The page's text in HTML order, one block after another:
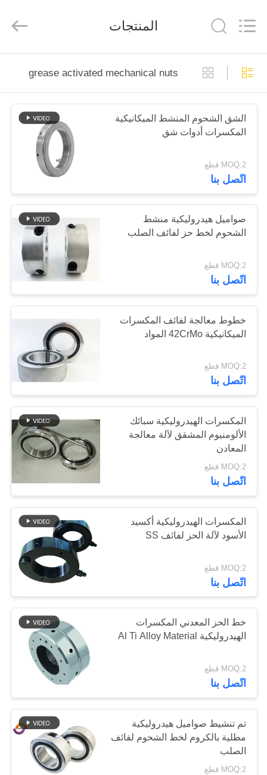
المنزل
المنتجات
فيديوهات
جولة
في
مراقبة
الجودة
القضايا
اطلب
اقتباس
خريطة
الموقع
سياسة
الخصوصية
Co.，
المنتجات
grease activated mechanical nuts
الشق الشحوم المنشط الميكانيكية
المكسرات أدوات شق
MOQ:2 قطع
اتّصل بنا
صواميل هيدروليكية منشط
الشحوم لخط حز لفائف الصلب
MOQ:2 قطع
اتّصل بنا
خطوط معالجة لفائف المكسرات
الميكانيكية 42CrMo المواد
MOQ:2 قطع
اتّصل بنا
المكسرات الهيدروليكية سبائك
الألومنيوم المشقق لآلة معالجة
المعادن
MOQ:2 قطع
اتّصل بنا
المكسرات الهيدروليكية أكسيد
الأسود لآلة الحز لفائف SS
MOQ:2 قطع
اتّصل بنا
خط الحز المعدني المكسرات
الهيدروليكية Al Ti Alloy Material
MOQ:2 قطع
اتّصل بنا
تم تنشيط صواميل هيدروليكية
مطلية بالكروم لخط الشحوم لفائف
الصلب
MOQ:2 قطع